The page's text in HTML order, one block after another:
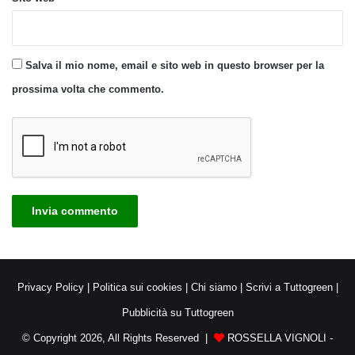
Salva il mio nome, email e sito web in questo browser per la
prossima volta che commento.
Privacy Policy| Politica sui cookies Chi siamo| Scrivi a Tuttogreen|
Pubblicità su Tuttogreen
© Copyright 2026, All Rights Reserved | ROSSELLA VIGNOLI -